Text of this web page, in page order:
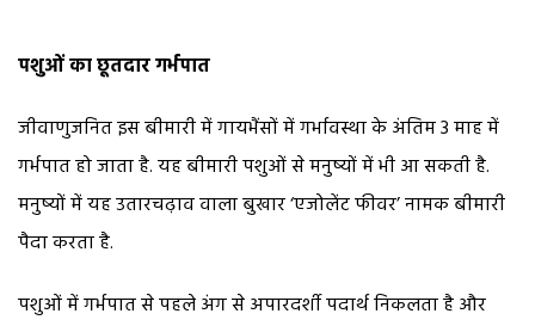
पशुओं का छूतदार गर्भपात
जीवाणुजनित इस बीमारी में गायभैंसों में गर्भावस्था के अंतिम 3 माह में
गर्भपात हो जाता है. यह बीमारी पशुओं से मनुष्यों में भी आ सकती है.
मनुष्यों में यह उतारचढ़ाव वाला बुखार ‘एजोलेंट फीवर’ नामक बीमारी
पैदा करता है.
पशुओं में गर्भपात से पहले अंग से अपारदर्शी पदार्थ निकलता है और